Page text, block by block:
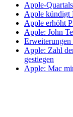
Apple-
Apple kündigt
Apple erhöht
Apple: John
Apple: Zahl
gestiegen
Apple: Mac